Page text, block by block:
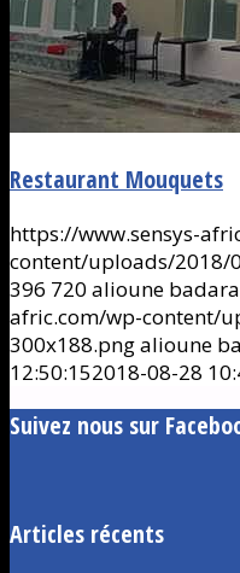
Restaurant Mouquets
https://www.sensys-
content/uploads/2018/
396 720 alioune badara
afric.com/wp-content/
300x188.pngalioune
12:50:152018-08-28
Suivez nous sur
Articles récents